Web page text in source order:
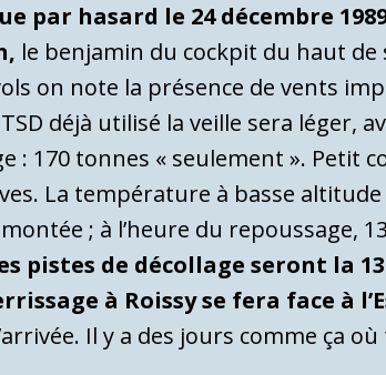
par hasard le 24 décembre
le benjamin du cockpit du haut de
on note la présence de vents
déjà utilisé la veille sera léger,
: 170 tonnes « seulement ». Petit
La température à basse
; à l’heure du repoussage,
pistes de décollage seront la
à Roissy se fera face à
Il y a des jours comme ça